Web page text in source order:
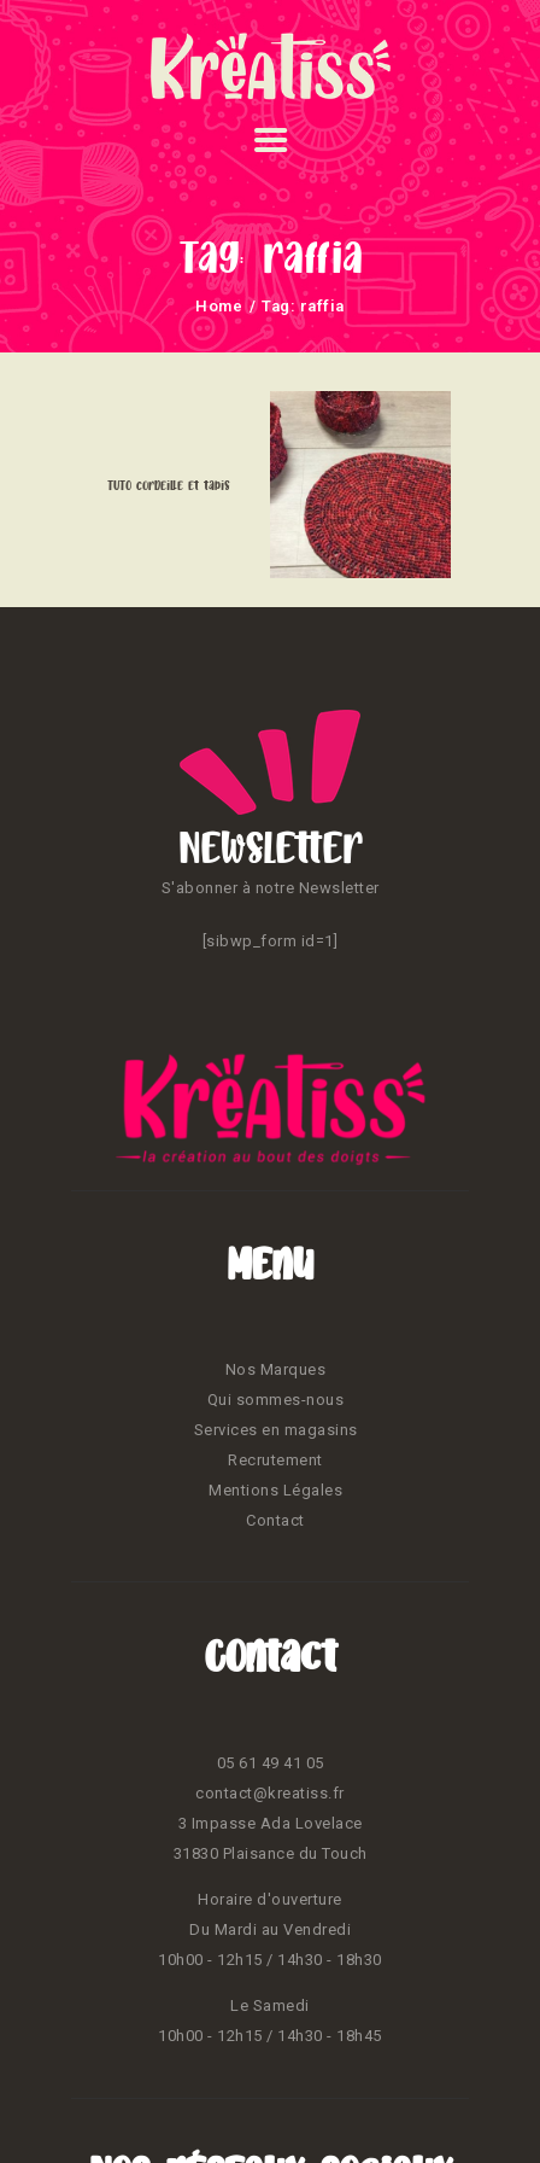
Tag: raffia
Home Tag: raffia
ACCUEIL
NOS UNIVERS
ARRIVAGES
ATELIERS ET
ÉVÈNEMENTS
INFOS ÉVÈNEMENTS
NEWSLETTERS
NOUS SOUTENONS
TUTO corbeille et tapis
Newsletter
S'abonner à notre Newsletter
[sibwp_form id=1]
Menu
Nos Marques
Qui sommes-nous
Services en magasins
Recrutement
Mentions Légales
Contact
Contact
05 61 49 41 05
contact@kreatiss.fr
3 Impasse Ada Lovelace
31830 Plaisance du Touch
Horaire d'ouverture
Du Mardi au Vendredi
10h00 - 12h15 / 14h30 - 18h30
Le Samedi
10h00 - 12h15 / 14h30 - 18h45